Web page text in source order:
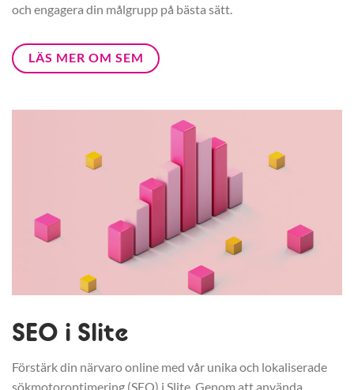
och engagera din målgrupp på bästa sätt.
LÄS MER OM SEM
SEO i Slite
Förstärk din närvaro online med vår unika och lokaliserade
sökmotoroptimering (SEO) i Slite. Genom att använda